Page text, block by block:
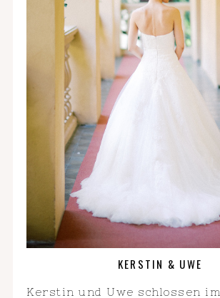
KERSTIN & UWE
Kerstin und Uwe schlossen im